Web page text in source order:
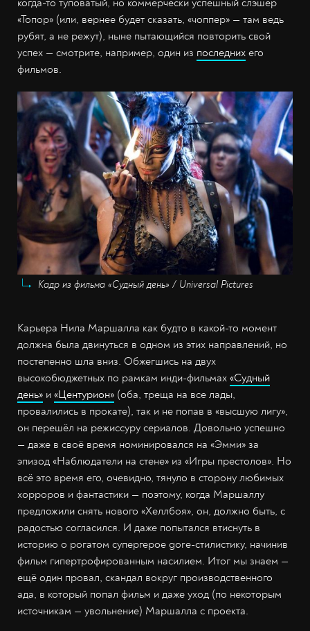
«Топор» (или, вернее будет сказать, «чоппер» — там ведь
рубят, а не режут), ныне пытающийся повторить свой
успех — смотрите, например, один из последних его
фильмов.
Кадр из фильма «Судный день» / Universal Pictures
Карьера Нила Маршалла как будто в какой-то момент
должна была двинуться в одном из этих направлений, но
постепенно шла вниз. Обжегшись на двух
высокобюджетных по рамкам инди-фильмах «Судный
день» и «Центурион» (оба, треща на все лады,
провалились в прокате), так и не попав в «высшую лигу»,
он перешёл на режиссуру сериалов. Довольно успешно
— даже в своё время номинировался на «Эмми» за
эпизод «Наблюдатели на стене» из «Игры престолов». Но
всё это время его, очевидно, тянуло в сторону любимых
хорроров и фантастики — поэтому, когда Маршаллу
предложили снять нового «Хеллбоя», он, должно быть, с
радостью согласился. И даже попытался втиснуть в
историю о рогатом супергерое gore-стилистику, начинив
фильм гипертрофированным насилием. Итог мы знаем —
ещё один провал, скандал вокруг производственного
ада, в который попал фильм и даже уход (по некоторым
источникам — увольнение) Маршалла с проекта.